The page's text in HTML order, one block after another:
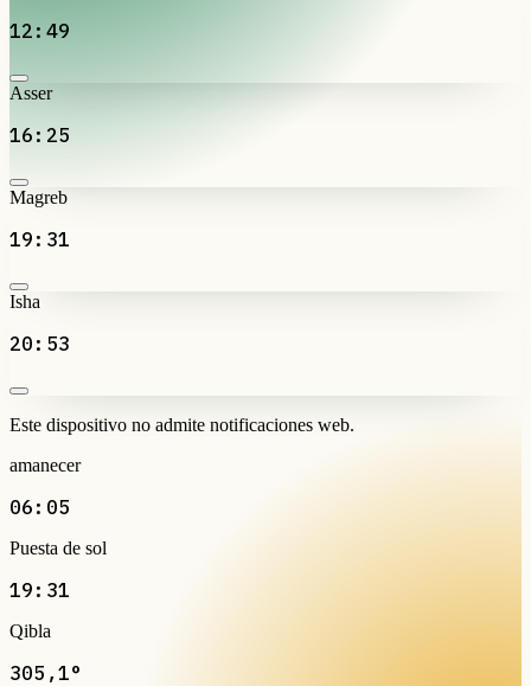
12:49
Asser
16:25
Magreb
19:31
Isha
20:53
Este dispositivo no admite notificaciones web.
amanecer
06:05
Puesta de sol
19:31
Qibla
305,1°